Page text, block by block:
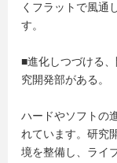
くフラットで風通
す。
■進化しつづける
究開発部がある。
ハードやソフトの
れています。研究
境を整備し、ライ